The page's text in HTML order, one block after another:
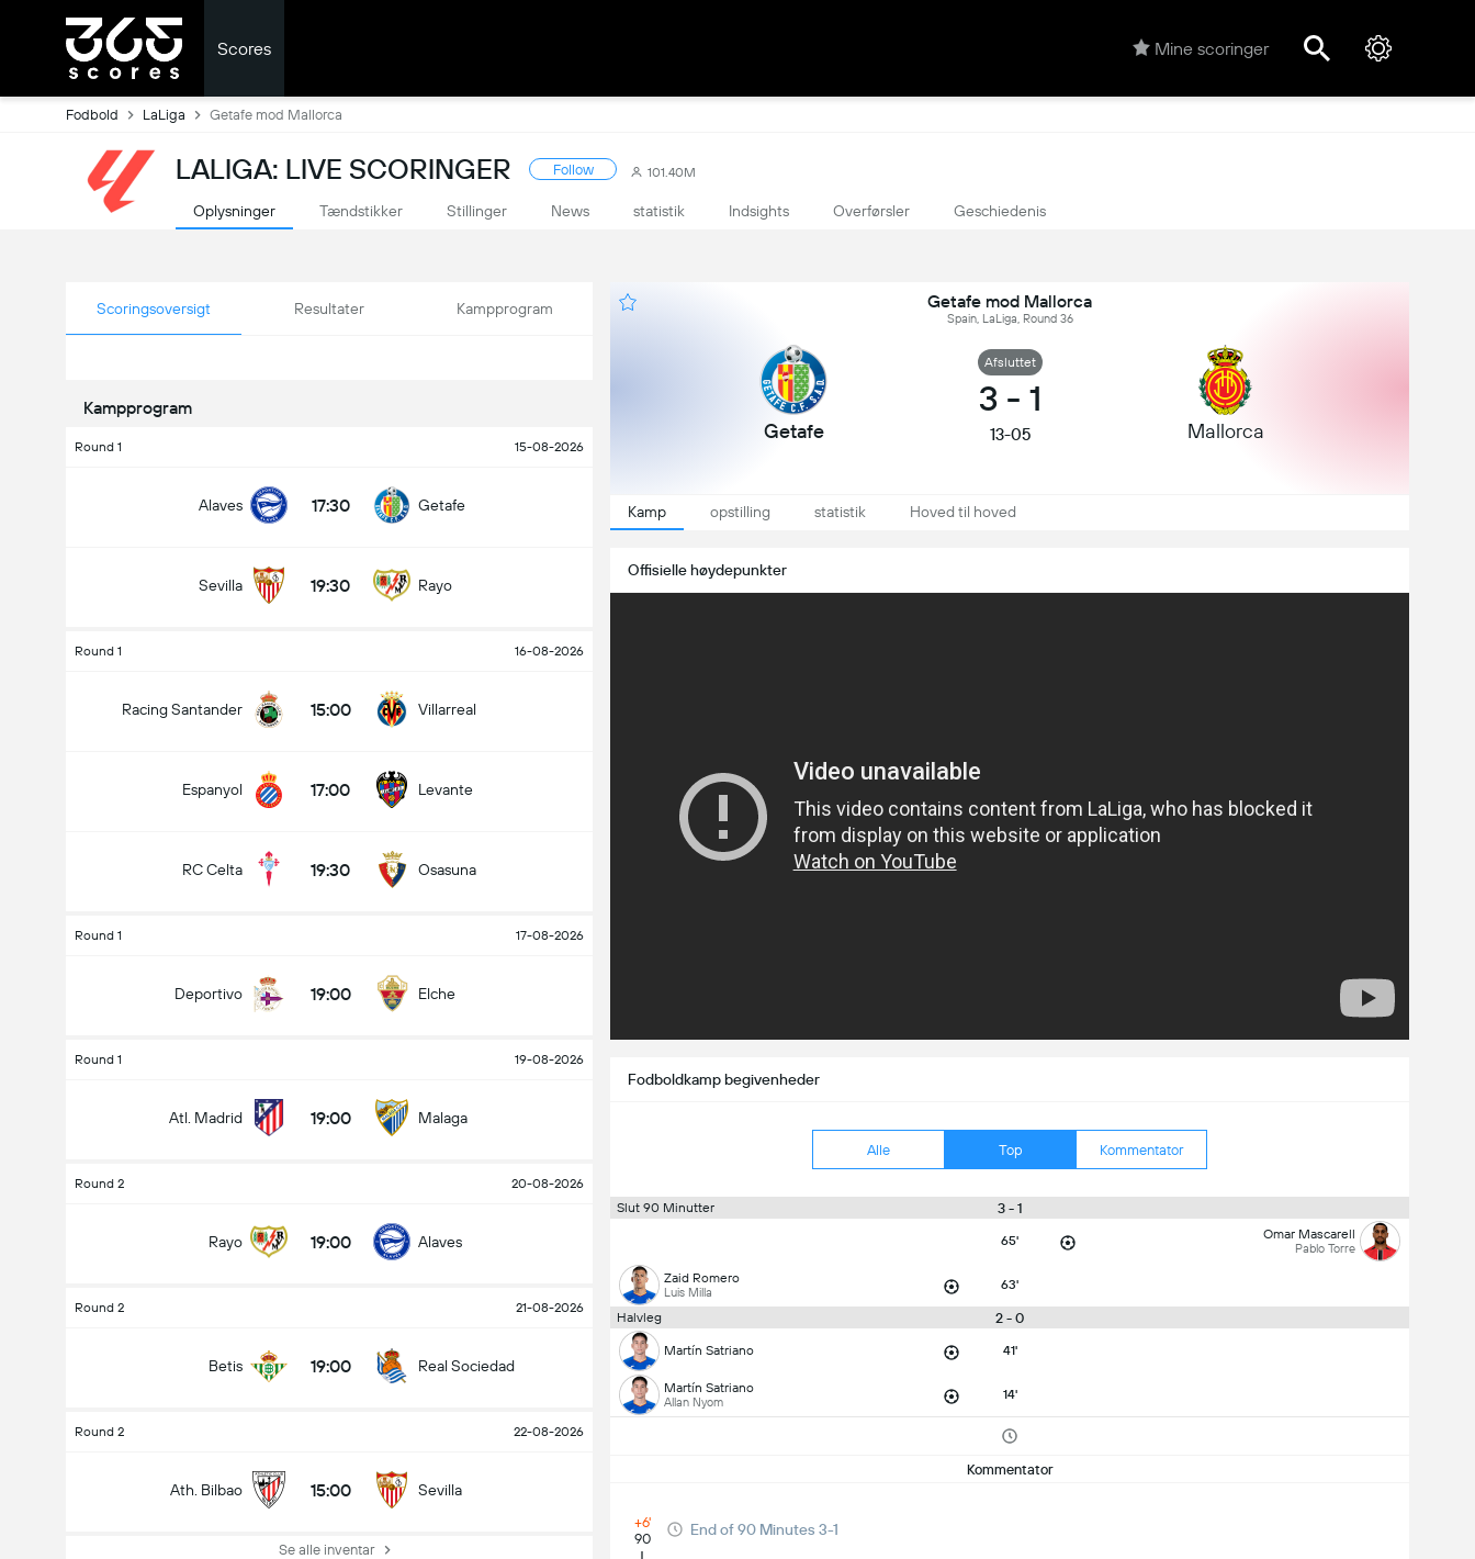
Scores Mine scoringer
Fodbold LaLiga Getafe mod Mallorca
LALIGA: LIVE SCORINGER Follow 101.40M
Oplysninger Tændstikker Stillinger News statistik Indsights Overførsler Geschiedenis
Scoringsoversigt Resultater Kampprogram
Kampprogram
Round 1 15-08-2026
Alaves 17:30 Getafe
Sevilla 19:30 Rayo
Round 1 16-08-2026
Racing Santander 15:00 Villarreal
Espanyol 17:00 Levante
RC Celta 19:30 Osasuna
Round 1 17-08-2026
Deportivo 19:00 Elche
Round 1 19-08-2026
Atl. Madrid 19:00 Malaga
Round 2 20-08-2026
Rayo 19:00 Alaves
Round 2 21-08-2026
Betis 19:00 Real Sociedad
Round 2 22-08-2026
Ath. Bilbao 15:00 Sevilla
Se alle inventar
Getafe mod Mallorca
Spain, LaLiga, Round 36
Getafe
Afsluttet
3 - 1
13-05 Mallorca
Kamp opstilling statistik Hoved til hoved
Offisielle høydepunkter
Fodboldkamp begivenheder
Alle Top Kommentator
Slut 90 Minutter 3 - 1
65' Omar Mascarell
Pablo Torre
Zaid Romero
Luis Milla 63'
Halvleg 2 - 0
Martín Satriano 41'
Martín Satriano
Allan Nyom 14'
Kommentator
+6'
90
End of 90 Minutes 3-1